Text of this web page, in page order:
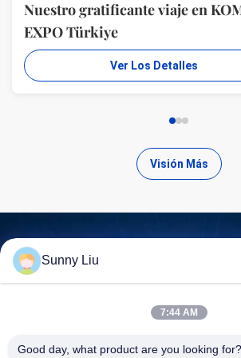
Nuestro gratificante viaje en
EXPO Türkiye
Ver Los Detalles
Visión Más
Encuentra
calidad
Sunny Liu
7:44 AM
Good day, what product are you looking for?